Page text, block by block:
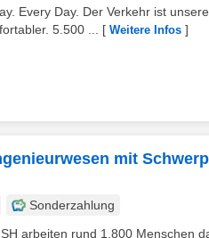
Every Day. Der Verkehr ist
5.500 ...
[ Weitere Infos ]
mit
Sonderzahlung
arbeiten rund 1.800 Menschen